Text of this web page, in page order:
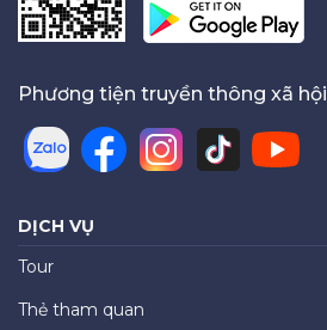
Phương tiện truyền thông xã hội
DỊCH VỤ
Tour
Thẻ tham quan